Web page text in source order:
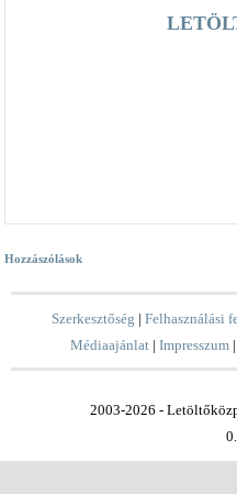
Hozzászólások
Szerkesztőség |Felhasználási
Médiaajánlat |Impresszum
2003-2026 -